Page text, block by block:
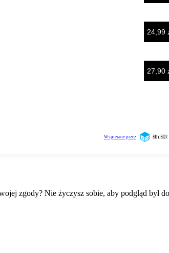
zgody? Nie życzysz sobie, aby podgląd był